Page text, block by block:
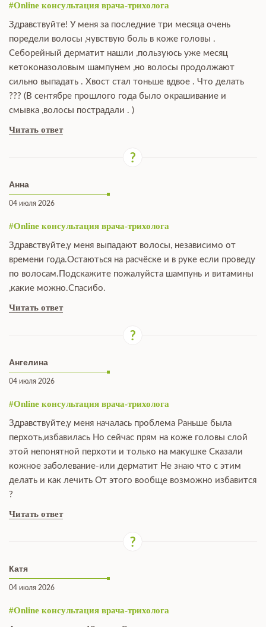
#Online консультация врача-трихолога
Здравствуйте! У меня за последние три месяца очень
поредели волосы ,чувствую боль в коже головы .
Себорейный дерматит нашли ,пользуюсь уже месяц
кетоконазоловым шампунем ,но волосы продолжают
сильно выпадать . Хвост стал тоньше вдвое . Что делать
??? (В сентябре прошлого года было окрашивание и
смывка ,волосы пострадали . )
Читать ответ
Анна
04 июля 2026
#Online консультация врача-трихолога
Здравствуйте,у меня выпадают волосы, независимо от
времени года.Остаються на расчёске и в руке если проведу
по волосам.Подскажите пожалуйста шампунь и витамины
,какие можно.Спасибо.
Читать ответ
Ангелина
04 июля 2026
#Online консультация врача-трихолога
Здравствуйте,у меня началась проблема Раньше была
перхоть,избавилась Но сейчас прям на коже головы слой
этой непонятной перхоти и только на макушке Сказали
кожное заболевание-или дерматит Не знаю что с этим
делать и как лечить От этого вообще возможно избавится
?
Читать ответ
Катя
04 июля 2026
#Online консультация врача-трихолога